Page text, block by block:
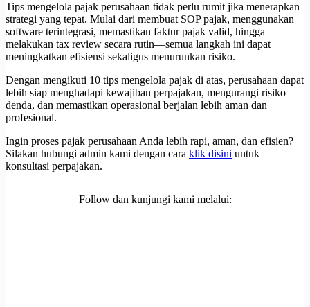
Tips mengelola pajak perusahaan tidak perlu rumit jika menerapkan
strategi yang tepat. Mulai dari membuat SOP pajak, menggunakan
software terintegrasi, memastikan faktur pajak valid, hingga
melakukan tax review secara rutin—semua langkah ini dapat
meningkatkan efisiensi sekaligus menurunkan risiko.
Dengan mengikuti 10 tips mengelola pajak di atas, perusahaan dapat
lebih siap menghadapi kewajiban perpajakan, mengurangi risiko
denda, dan memastikan operasional berjalan lebih aman dan
profesional.
Ingin proses pajak perusahaan Anda lebih rapi, aman, dan efisien?
Silakan hubungi admin kami dengan cara klik disini untuk
konsultasi perpajakan.
Follow dan kunjungi kami melalui: